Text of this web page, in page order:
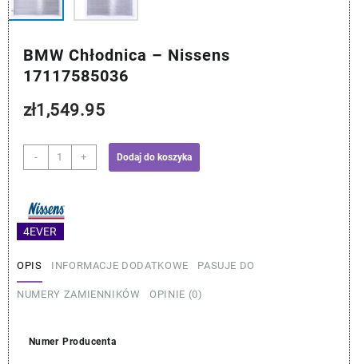
4EVER
BMW Chłodnica – Nissens
17117585036
zł1,549.95
-
ilość
BMW
–
Nissens
17117585036
+ Dodaj do koszyka
OPIS INFORMACJE DODATKOWE PASUJE DO
NUMERY ZAMIENNIKÓW OPINIE (0)
Numer Producenta